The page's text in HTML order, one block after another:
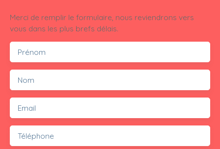
Merci de remplir le formulaire, nous reviendrons vers
vous dans les plus brefs délais.
Prénom
Nom
Email
Téléphone